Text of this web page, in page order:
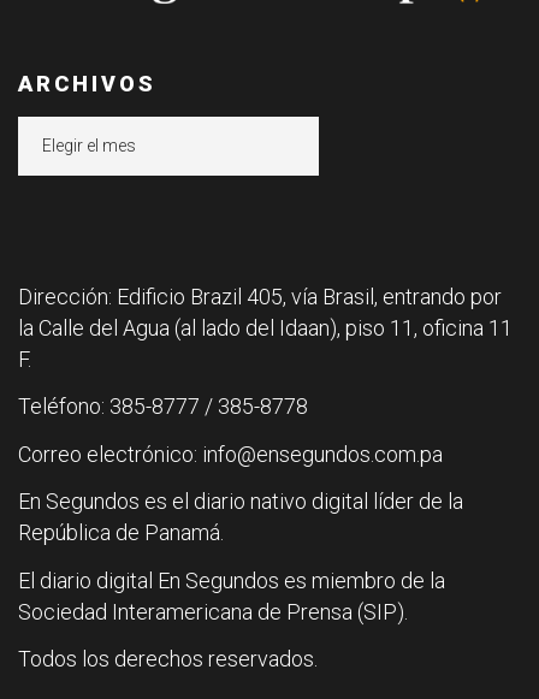
ARCHIVOS
Dirección: Edificio Brazil 405, vía Brasil, entrando por
la Calle del Agua (al lado del Idaan), piso 11, oficina 11
F.
Teléfono: 385-8777 / 385-8778
Correo electrónico: info@ensegundos.com.pa
En Segundos es el diario nativo digital líder de la
República de Panamá.
El diario digital En Segundos es miembro de la
Sociedad Interamericana de Prensa (SIP).
Todos los derechos reservados.